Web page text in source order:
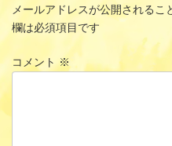
メールアドレスが公開されるこ
欄は必須項目です
コメント※